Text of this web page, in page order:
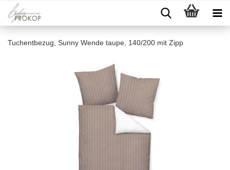
Tuchentbezug, Sunny Wende taupe, 140/200 mit Zipp